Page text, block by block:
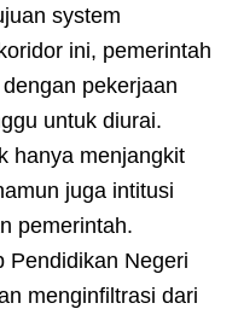
system
ini, pemerintah
pekerjaan
untuk diurai.
hanya menjangkit
juga intitusi
pemerintah.
Pendidikan Negeri
menginfiltrasi dari